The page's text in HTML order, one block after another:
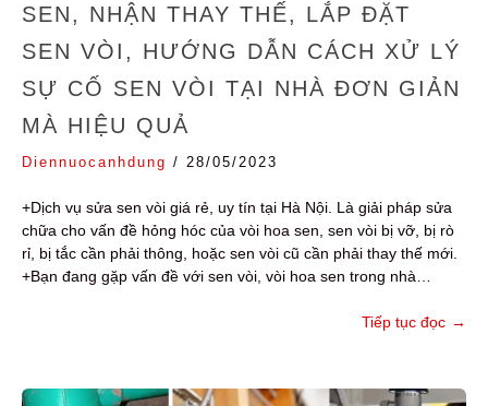
SEN, NHẬN THAY THẾ, LẮP ĐẶT
SEN VÒI, HƯỚNG DẪN CÁCH XỬ LÝ
SỰ CỐ SEN VÒI TẠI NHÀ ĐƠN GIẢN
MÀ HIỆU QUẢ
Diennuocanhdung / 28/05/2023
+Dịch vụ sửa sen vòi giá rẻ, uy tín tại Hà Nội. Là giải pháp sửa
chữa cho vấn đề hỏng hóc của vòi hoa sen, sen vòi bị vỡ, bị rò
rỉ, bị tắc cần phải thông, hoặc sen vòi cũ cần phải thay thế mới.
+Bạn đang gặp vấn đề với sen vòi, vòi hoa sen trong nhà…
Tiếp tục đọc →